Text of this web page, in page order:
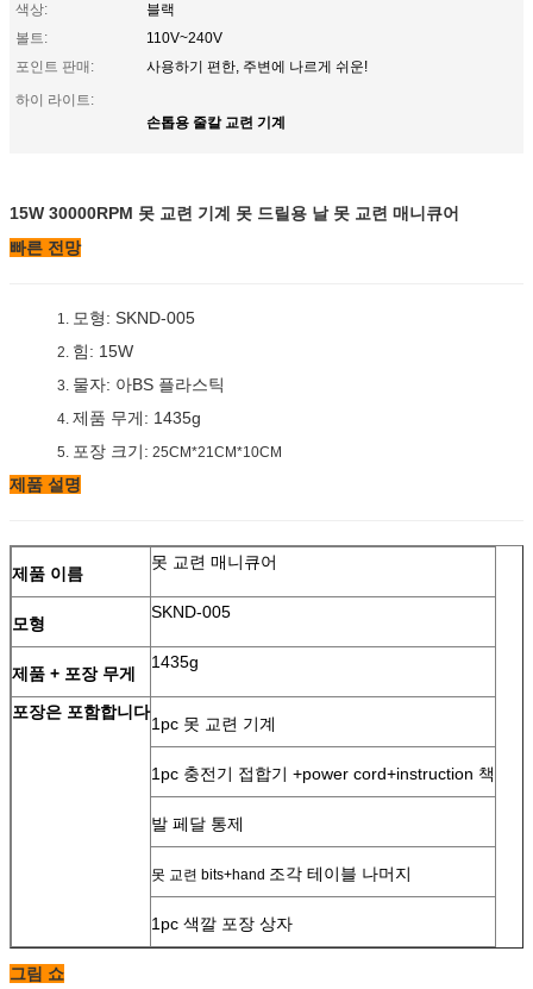
색상:
블랙
볼트:
110V~240V
포인트 판매:
사용하기 편한, 주변에 나르게 쉬운!
하이 라이트:
손톱용 줄칼 교련 기계
15W 30000RPM 못 교련 기계 못 드릴용 날 못 교련 매니큐어
빠른 전망
1. 모형: SKND-005
2. 힘: 15W
3. 물자: 아BS 플라스틱
4. 제품 무게: 1435g
5. 포장 크기: 25CM*21CM*10CM
제품 설명
제품 이름
못 교련 매니큐어
모형
SKND-005
제품 + 포장 무게
1435g
포장은 포함합니다
1pc 못 교련 기계
1pc 충전기 접합기 +power cord+instruction 책
발 페달 통제
못 교련 bits+hand 조각 테이블 나머지
1pc 색깔 포장 상자
그림 쇼